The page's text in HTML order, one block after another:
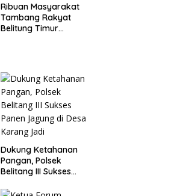
Ribuan Masyarakat
Tambang Rakyat
Belitung Timur
Membakarnya
Dukung Ketahanan
Pangan, Polsek
Belitang III Sukses
Karang Jadi